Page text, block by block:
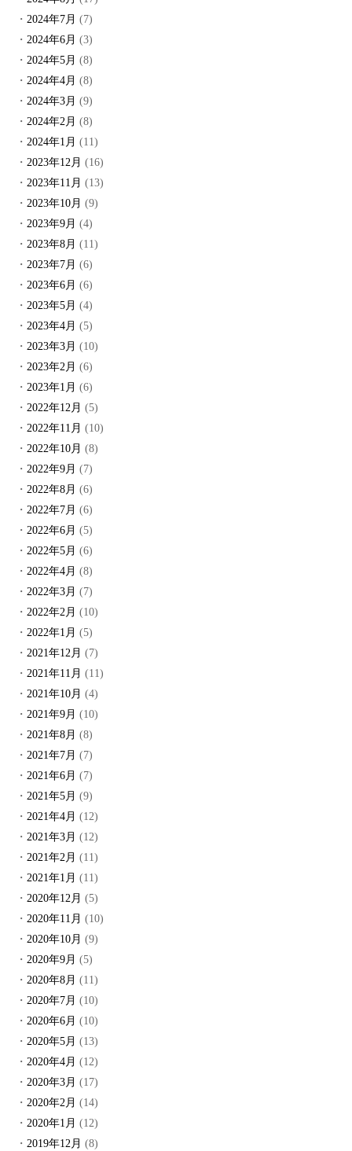
2024年7月 (7)
2024年6月 (3)
2024年5月 (8)
2024年4月 (8)
2024年3月 (9)
2024年2月 (8)
2024年1月 (11)
2023年12月 (16)
2023年11月 (13)
2023年10月 (9)
2023年9月 (4)
2023年8月 (11)
2023年7月 (6)
2023年6月 (6)
2023年5月 (4)
2023年4月 (5)
2023年3月 (10)
2023年2月 (6)
2023年1月 (6)
2022年12月 (5)
2022年11月 (10)
2022年10月 (8)
2022年9月 (7)
2022年8月 (6)
2022年7月 (6)
2022年6月 (5)
2022年5月 (6)
2022年4月 (8)
2022年3月 (7)
2022年2月 (10)
2022年1月 (5)
2021年12月 (7)
2021年11月 (11)
2021年10月 (4)
2021年9月 (10)
2021年8月 (8)
2021年7月 (7)
2021年6月 (7)
2021年5月 (9)
2021年4月 (12)
2021年3月 (12)
2021年2月 (11)
2021年1月 (11)
2020年12月 (5)
2020年11月 (10)
2020年10月 (9)
2020年9月 (5)
2020年8月 (11)
2020年7月 (10)
2020年6月 (10)
2020年5月 (13)
2020年4月 (12)
2020年3月 (17)
2020年2月 (14)
2020年1月 (12)
2019年12月 (8)